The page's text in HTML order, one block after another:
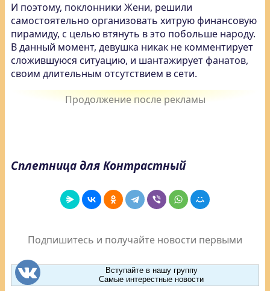
И поэтому, поклонники Жени, решили
самостоятельно организовать хитрую финансовую
пирамиду, с целью втянуть в это побольше народу.
В данный момент, девушка никак не комментирует
сложившуюся ситуацию, и шантажирует фанатов,
своим длительным отсутствием в сети.
Сплетница для Контрастный
Подпишитесь и получайте новости первыми
Вступайте в нашу группу
Самые интерестные новости